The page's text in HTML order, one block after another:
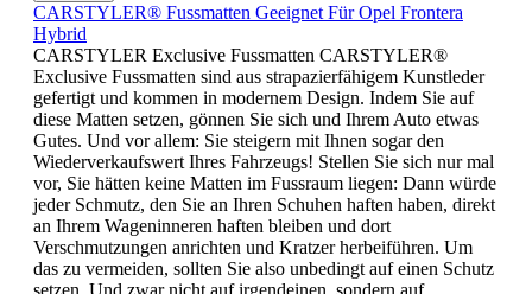
CARSTYLER® Fussmatten Geeignet Für Opel Frontera
Hybrid
CARSTYLER Exclusive Fussmatten CARSTYLER®
Exclusive Fussmatten sind aus strapazierfähigem Kunstleder
gefertigt und kommen in modernem Design. Indem Sie auf
diese Matten setzen, gönnen Sie sich und Ihrem Auto etwas
Gutes. Und vor allem: Sie steigern mit Ihnen sogar den
Wiederverkaufswert Ihres Fahrzeugs! Stellen Sie sich nur mal
vor, Sie hätten keine Matten im Fussraum liegen: Dann würde
jeder Schmutz, den Sie an Ihren Schuhen haften haben, direkt
an Ihrem Wageninneren haften bleiben und dort
Verschmutzungen anrichten und Kratzer herbeiführen. Um
das zu vermeiden, sollten Sie also unbedingt auf einen Schutz
setzen. Und zwar nicht auf irgendeinen, sondern auf